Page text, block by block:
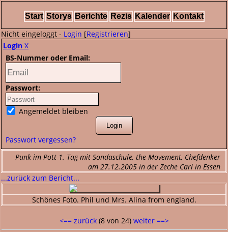
Start Storys Berichte Rezis Kalender Kontakt
Nicht eingeloggt - Login [Registrieren]
Login X
BS-Nummer oder Email:
Passwort:
Angemeldet bleiben
Passwort vergessen?
Punk im Pott 1. Tag mit Sondaschule, the Movement, Chefdenker
am 27.12.2005 in der Zeche Carl in Essen
...zurück zum Bericht...
Schönes Foto. Phil und Mrs. Alina from england.
<== zurück(8 von 24) weiter ==>